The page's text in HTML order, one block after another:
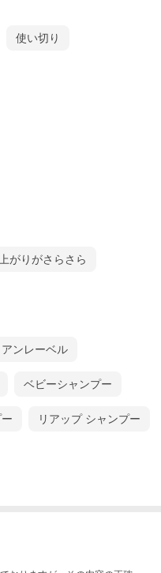
使い切り
がりがさらさら
アンレーベル
ベビーシャンプー
リアップ シャンプー